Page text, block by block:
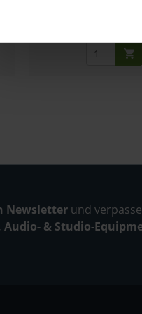
Newsletter und
Audio- & Studio-